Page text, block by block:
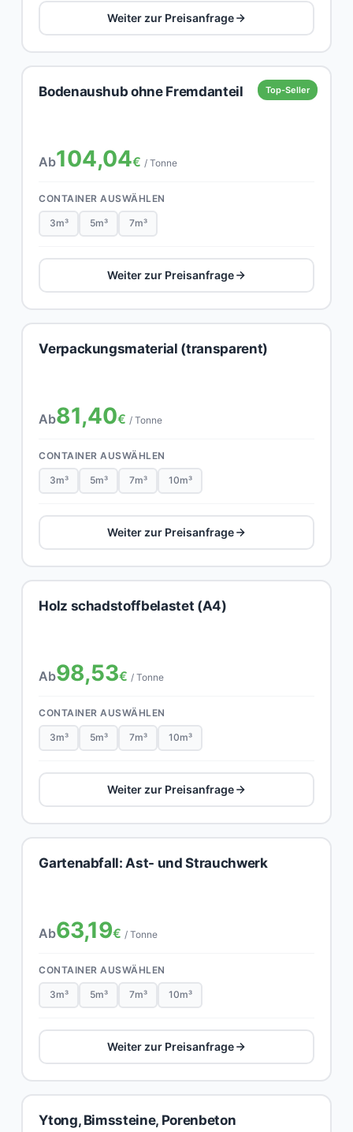
Weiter zur Preisanfrage
Top-Seller
Bodenaushub ohne Fremdanteil
Ab104,04€ / Tonne
CONTAINER AUSWÄHLEN
3m³ 5m³ 7m³
Weiter zur Preisanfrage
Verpackungsmaterial (transparent)
Ab81,40€ / Tonne
CONTAINER AUSWÄHLEN
3m³ 5m³ 7m³ 10m³
Weiter zur Preisanfrage
Holz schadstoffbelastet (A4)
Ab98,53€ / Tonne
CONTAINER AUSWÄHLEN
3m³ 5m³ 7m³ 10m³
Weiter zur Preisanfrage
Gartenabfall: Ast- und Strauchwerk
Ab63,19€ / Tonne
CONTAINER AUSWÄHLEN
3m³ 5m³ 7m³ 10m³
Weiter zur Preisanfrage
Ytong, Bimssteine, Porenbeton